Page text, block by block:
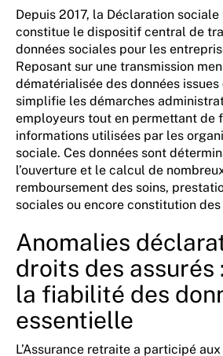
Depuis 2017, la Déclaration sociale
constitue le dispositif central de
données sociales pour les
Reposant sur une transmission
dématérialisée des données issues
simplifie les démarches
employeurs tout en permettant de
informations utilisées par les
sociale. Ces données sont
l’ouverture et le calcul de
remboursement des soins,
sociales ou encore constitution
Anomalies
droits des assurés
la fiabilité des
essentielle
L’Assurance retraite a participé